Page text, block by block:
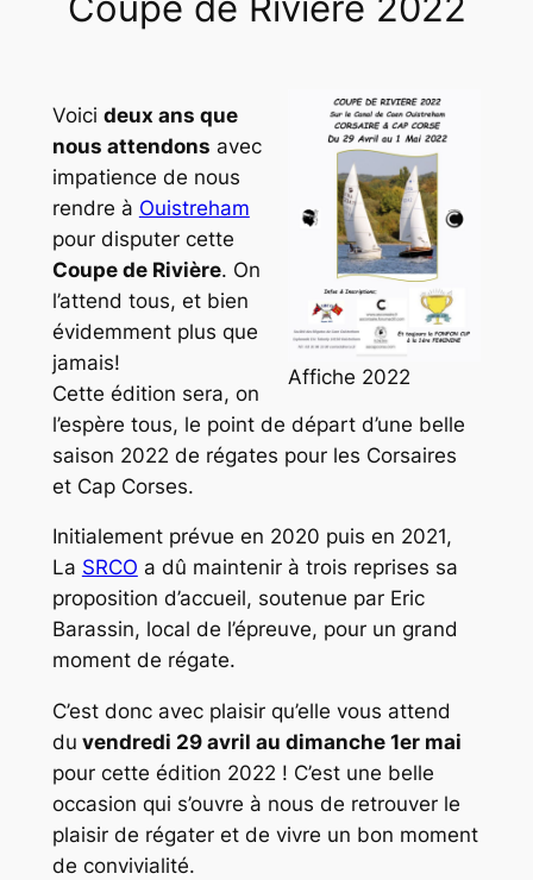
Affiche 2022
Voici deux ans que
nous attendons avec
impatience de nous
rendre à Ouistreham
pour disputer cette
Coupe de Rivière. On
l’attend tous, et bien
évidemment plus que
jamais!
Cette édition sera, on
l’espère tous, le point de départ d’une belle
saison 2022 de régates pour les Corsaires
et Cap Corses.
Initialement prévue en 2020 puis en 2021,
La SRCO a dû maintenir à trois reprises sa
proposition d’accueil, soutenue par Eric
Barassin, local de l’épreuve, pour un grand
moment de régate.
C’est donc avec plaisir qu’elle vous attend
du vendredi 29 avril au dimanche 1er mai
pour cette édition 2022 ! C’est une belle
occasion qui s’ouvre à nous de retrouver le
plaisir de régater et de vivre un bon moment
de convivialité.